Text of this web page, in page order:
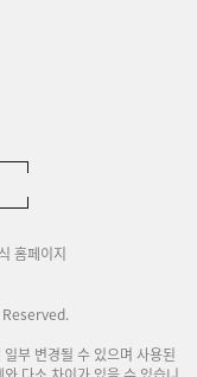
홈페이지
부 변경될 수 있으며 사용된